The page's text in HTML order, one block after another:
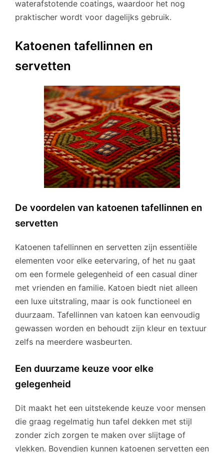
waterafstotende coatings, waardoor het nog
praktischer wordt voor dagelijks gebruik.
Katoenen tafellinnen en
servetten
De voordelen van katoenen tafellinnen en
servetten
Katoenen tafellinnen en servetten zijn essentiële
elementen voor elke eetervaring, of het nu gaat
om een formele gelegenheid of een casual diner
met vrienden en familie. Katoen biedt niet alleen
een luxe uitstraling, maar is ook functioneel en
duurzaam. Tafellinnen van katoen kan eenvoudig
gewassen worden en behoudt zijn kleur en textuur
zelfs na meerdere wasbeurten.
Een duurzame keuze voor elke
gelegenheid
Dit maakt het een uitstekende keuze voor mensen
die graag regelmatig hun tafel dekken met stijl
zonder zich zorgen te maken over slijtage of
vlekken. Bovendien kunnen katoenen servetten een